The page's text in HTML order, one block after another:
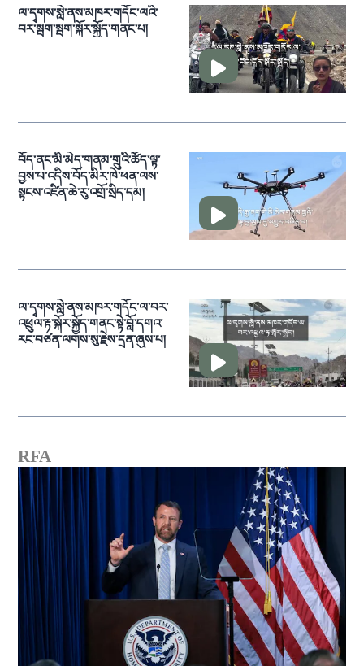
ལ་དྭགས་སླེ་ནས་མཁར་གདོང་ལའི་
བར་སྦག་སྦག་སྐོར་སྐྱོད་གནང་པ།
བོད་ནང་མི་མེད་གནམ་གྲུའི་ཚོད་ལྟ་
བྱས་པ་འདིས་བོད་མིར་ཁེ་ཕན་ལས་
སྟངས་འཛིན་ཆེ་རུ་འགྲོ་སྲིད་དམ།
ལ་དྭགས་སླེ་ནས་མཁར་གདོང་ལ་བར་
འཕྲུལ་རྟ་སྐོར་སྐྱོད་གནང་སྟེ་བློ་དགའ་
རང་བཙན་ལགས་སུ་རྗེས་དྲན་ཞུས་པ།
RFA